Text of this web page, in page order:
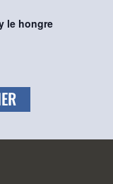
le hongre